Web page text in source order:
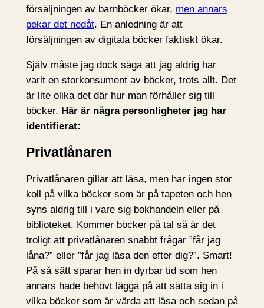
försäljningen av barnböcker ökar, men annars
pekar det nedåt. En anledning är att
försäljningen av digitala böcker faktiskt ökar.
Själv måste jag dock säga att jag aldrig har
varit en storkonsument av böcker, trots allt. Det
är lite olika det där hur man förhåller sig till
böcker. Här är några personligheter jag har
identifierat:
Privatlånaren
Privatlånaren gillar att läsa, men har ingen stor
koll på vilka böcker som är på tapeten och hen
syns aldrig till i vare sig bokhandeln eller på
biblioteket. Kommer böcker på tal så är det
troligt att privatlånaren snabbt frågar ”får jag
låna?” eller ”får jag läsa den efter dig?”. Smart!
På så sätt sparar hen in dyrbar tid som hen
annars hade behövt lägga på att sätta sig in i
vilka böcker som är värda att läsa och sedan på